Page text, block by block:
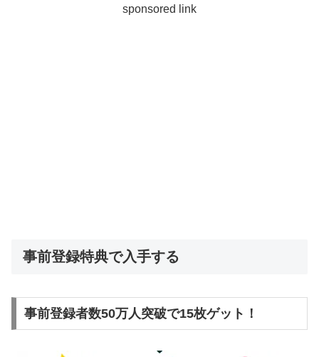
sponsored link
事前登録特典で入手する
事前登録者数50万人突破で15枚ゲット！